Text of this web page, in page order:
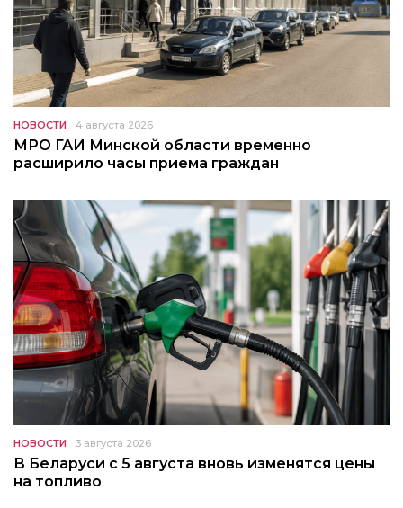
НОВОСТИ 4 августа 2026
МРО ГАИ Минской области временно
расширило часы приема граждан
НОВОСТИ 3 августа 2026
В Беларуси с 5 августа вновь изменятся цены
на топливо